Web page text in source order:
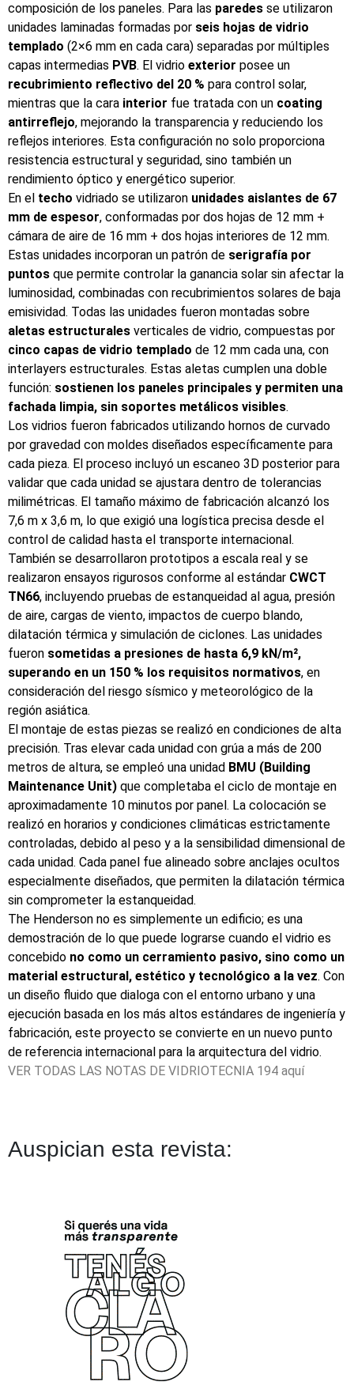
composición de los paneles. Para las paredes se utilizaron
unidades laminadas formadas por seis hojas de vidrio
templado (2×6 mm en cada cara) separadas por múltiples
capas intermedias PVB. El vidrio exterior posee un
recubrimiento reflectivo del 20 % para control solar,
mientras que la cara interior fue tratada con un coating
antirreflejo, mejorando la transparencia y reduciendo los
reflejos interiores. Esta configuración no solo proporciona
resistencia estructural y seguridad, sino también un
rendimiento óptico y energético superior.
En el techo vidriado se utilizaron unidades aislantes de 67
mm de espesor, conformadas por dos hojas de 12 mm +
cámara de aire de 16 mm + dos hojas interiores de 12 mm.
Estas unidades incorporan un patrón de serigrafía por
puntos que permite controlar la ganancia solar sin afectar la
luminosidad, combinadas con recubrimientos solares de baja
emisividad. Todas las unidades fueron montadas sobre
aletas estructurales verticales de vidrio, compuestas por
cinco capas de vidrio templado de 12 mm cada una, con
interlayers estructurales. Estas aletas cumplen una doble
función: sostienen los paneles principales y permiten una
fachada limpia, sin soportes metálicos visibles.
Los vidrios fueron fabricados utilizando hornos de curvado
por gravedad con moldes diseñados específicamente para
cada pieza. El proceso incluyó un escaneo 3D posterior para
validar que cada unidad se ajustara dentro de tolerancias
milimétricas. El tamaño máximo de fabricación alcanzó los
7,6 m x 3,6 m, lo que exigió una logística precisa desde el
control de calidad hasta el transporte internacional.
También se desarrollaron prototipos a escala real y se
realizaron ensayos rigurosos conforme al estándar CWCT
TN66, incluyendo pruebas de estanqueidad al agua, presión
de aire, cargas de viento, impactos de cuerpo blando,
dilatación térmica y simulación de ciclones. Las unidades
fueron sometidas a presiones de hasta 6,9 kN/m²,
superando en un 150 % los requisitos normativos, en
consideración del riesgo sísmico y meteorológico de la
región asiática.
El montaje de estas piezas se realizó en condiciones de alta
precisión. Tras elevar cada unidad con grúa a más de 200
metros de altura, se empleó una unidad BMU (Building
Maintenance Unit) que completaba el ciclo de montaje en
aproximadamente 10 minutos por panel. La colocación se
realizó en horarios y condiciones climáticas estrictamente
controladas, debido al peso y a la sensibilidad dimensional de
cada unidad. Cada panel fue alineado sobre anclajes ocultos
especialmente diseñados, que permiten la dilatación térmica
sin comprometer la estanqueidad.
The Henderson no es simplemente un edificio; es una
demostración de lo que puede lograrse cuando el vidrio es
concebido no como un cerramiento pasivo, sino como un
material estructural, estético y tecnológico a la vez. Con
un diseño fluido que dialoga con el entorno urbano y una
ejecución basada en los más altos estándares de ingeniería y
fabricación, este proyecto se convierte en un nuevo punto
de referencia internacional para la arquitectura del vidrio.
VER TODAS LAS NOTAS DE VIDRIOTECNIA 194 aquí
Auspician esta revista: